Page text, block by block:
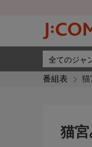
番組表 猫
猫